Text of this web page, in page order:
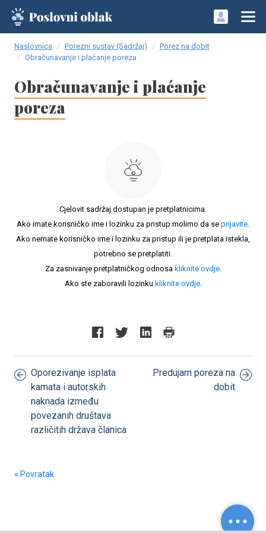
Naslovnica Porezni sustav (Sadržaj)
Porez na dobit
Obračunavanje i plaćanje poreza
Obračunavanje i plaćanje
poreza
Cjelovit sadržaj dostupan je pretplatnicima.
Ako imate korisničko ime i lozinku za pristup molimo da se prijavite.
Ako nemate korisničko ime i lozinku za pristup ili je pretplata istekla,
potrebno se pretplatiti.
Za zasnivanje pretplatničkog odnosa kliknite ovdje.
Ako ste zaboravili lozinku kliknite ovdje.
Oporezivanje isplata
kamata i autorskih
naknada između
povezanih društava
različitih država članica
Predujam poreza na
dobit
« Povratak